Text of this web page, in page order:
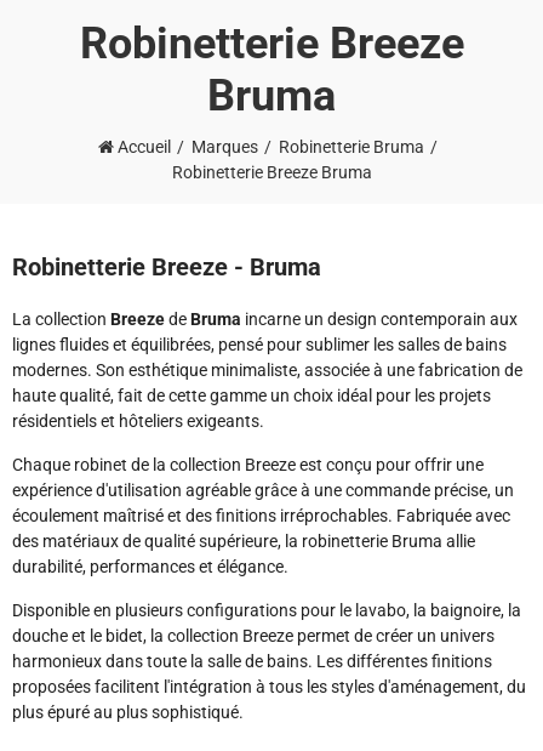
Robinetterie Breeze
Bruma
Accueil Marques
Robinetterie Bruma
Robinetterie Breeze Bruma
Robinetterie Breeze - Bruma
La collection BreezedeBruma incarne un design contemporain aux
lignes fluides et équilibrées, pensé pour sublimer les salles de bains
modernes. Son esthétique minimaliste, associée à une fabrication de
haute qualité, fait de cette gamme un choix idéal pour les projets
résidentiels et hôteliers exigeants.
Chaque robinet de la collection Breeze est conçu pour offrir une
expérience d'utilisation agréable grâce à une commande précise, un
écoulement maîtrisé et des finitions irréprochables. Fabriquée avec
des matériaux de qualité supérieure, la robinetterie Bruma allie
durabilité, performances et élégance.
Disponible en plusieurs configurations pour le lavabo, la baignoire, la
douche et le bidet, la collection Breeze permet de créer un univers
harmonieux dans toute la salle de bains. Les différentes finitions
proposées facilitent l'intégration à tous les styles d'aménagement, du
plus épuré au plus sophistiqué.